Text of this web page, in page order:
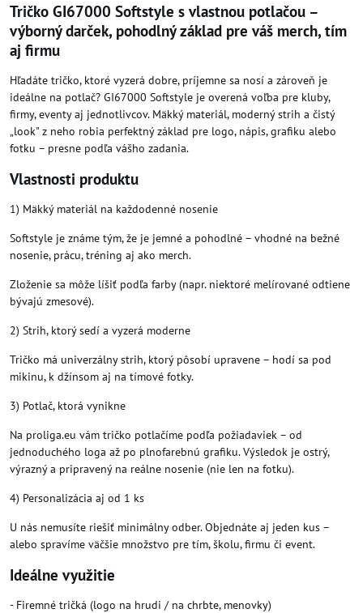
Tričko GI67000 Softstyle s vlastnou potlačou –
výborný darček, pohodlný základ pre váš merch, tím
aj firmu
Hľadáte tričko, ktoré vyzerá dobre, príjemne sa nosí a zároveň je
ideálne na potlač? GI67000 Softstyle je overená voľba pre kluby,
firmy, eventy aj jednotlivcov. Mäkký materiál, moderný strih a čistý
„look" z neho robia perfektný základ pre logo, nápis, grafiku alebo
fotku – presne podľa vášho zadania.
Vlastnosti produktu
1) Mäkký materiál na každodenné nosenie
Softstyle je známe tým, že je jemné a pohodlné – vhodné na bežné
nosenie, prácu, tréning aj ako merch.
Zloženie sa môže líšiť podľa farby (napr. niektoré melírované odtiene
bývajú zmesové).
2) Strih, ktorý sedí a vyzerá moderne
Tričko má univerzálny strih, ktorý pôsobí upravene – hodí sa pod
mikinu, k džínsom aj na tímové fotky.
3) Potlač, ktorá vynikne
Na proliga.eu vám tričko potlačíme podľa požiadaviek – od
jednoduchého loga až po plnofarebnú grafiku. Výsledok je ostrý,
výrazný a pripravený na reálne nosenie (nie len na fotku).
4) Personalizácia aj od 1 ks
U nás nemusíte riešiť minimálny odber. Objednáte aj jeden kus –
alebo spravíme väčšie množstvo pre tím, školu, firmu či event.
Ideálne využitie
- Firemné tričká (logo na hrudi / na chrbte, menovky)